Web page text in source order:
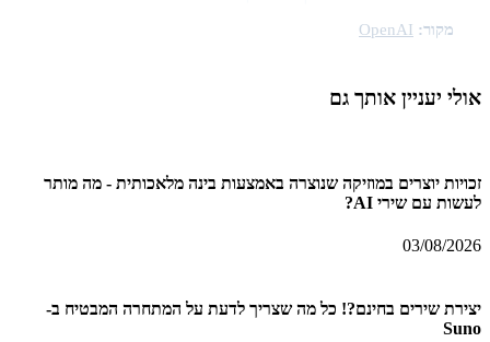
מקור: OpenAI
אולי יעניין אותך גם
זכויות יוצרים במוזיקה שנוצרה באמצעות בינה מלאכותית - מה מותר
לעשות עם שירי AI?
03/08/2026
יצירת שירים בחינם?! כל מה שצריך לדעת על המתחרה המבטיח ב-
Suno